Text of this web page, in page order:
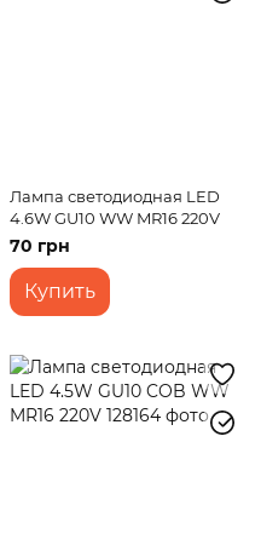
Лампа светодиодная LED
4.6W GU10 WW MR16 220V
70 грн
Купить